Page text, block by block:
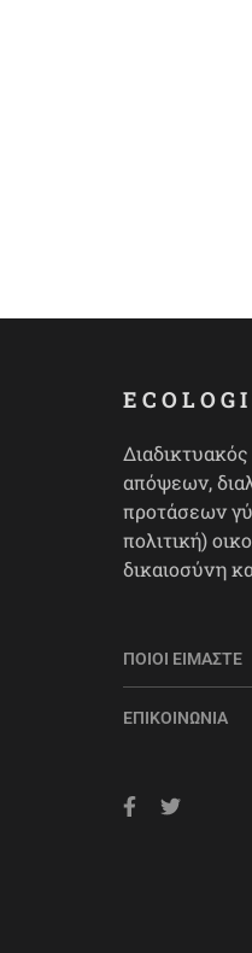
απόψεων,
προτάσεων
πολιτική)
δικαιοσύνη
ΠΟΙΟΙ ΕΊΜΑΣΤΕ
ΕΠΙΚΟΙΝΩΝΊΑ